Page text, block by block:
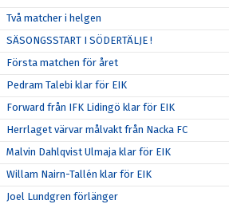
Två matcher i helgen
SÄSONGSSTART I SÖDERTÄLJE !
Första matchen för året
Pedram Talebi klar för EIK
Forward från IFK Lidingö klar för EIK
Herrlaget värvar målvakt från Nacka FC
Malvin Dahlqvist Ulmaja klar för EIK
Willam Nairn-Tallén klar för EIK
Joel Lundgren förlänger